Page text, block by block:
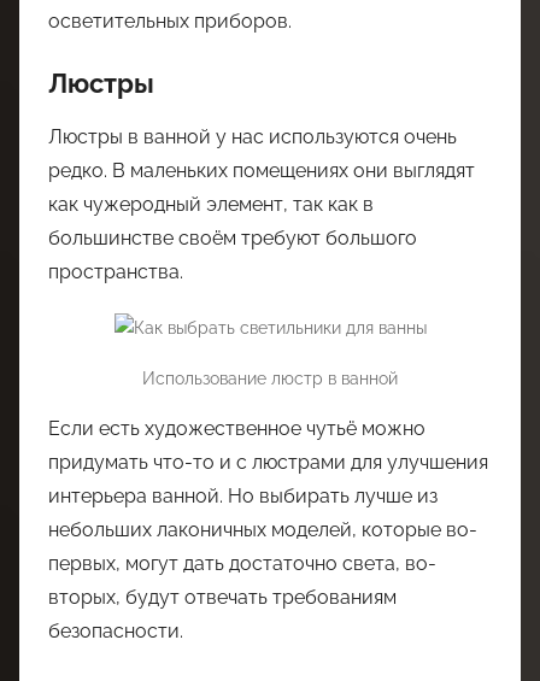
осветительных приборов.
Люстры
Люстры в ванной у нас используются очень
редко. В маленьких помещениях они выглядят
как чужеродный элемент, так как в
большинстве своём требуют большого
пространства.
Использование люстр в ванной
Если есть художественное чутьё можно
придумать что-то и с люстрами для улучшения
интерьера ванной. Но выбирать лучше из
небольших лаконичных моделей, которые во-
первых, могут дать достаточно света, во-
вторых, будут отвечать требованиям
безопасности.